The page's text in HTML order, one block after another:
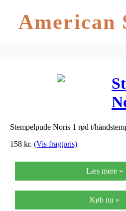
American
t/
Stempelpude Noris 1 rød t/
158 kr. (Vis fragtpris)
Læs mere »
Køb nu »